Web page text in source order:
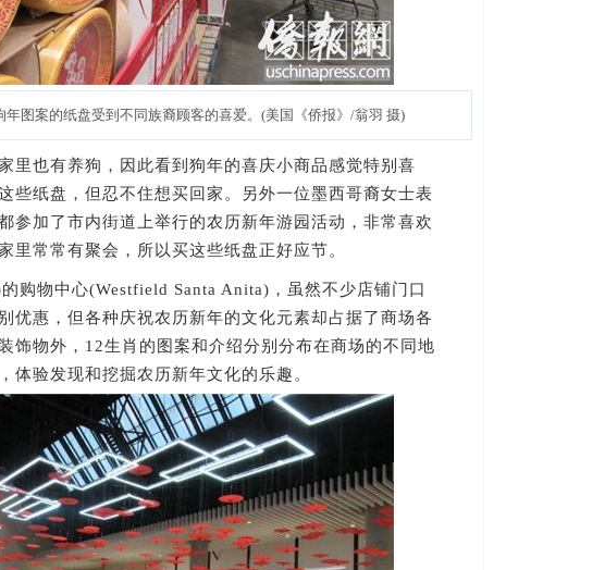
年图案的纸盘受到不同族裔顾客的喜爱。(美国《侨报》/翁羽 摄)
也有养狗，因此看到狗年的喜庆小商品感觉特别喜
些纸盘，但忍不住想买回家。另外一位墨西哥裔女士表
参加了市内街道上举行的农历新年游园活动，非常喜欢
里常常有聚会，所以买这些纸盘正好应节。
物中心(Westfield Santa Anita)，虽然不少店铺门口
优惠，但各种庆祝农历新年的文化元素却占据了商场各
饰物外，12生肖的图案和介绍分别分布在商场的不同地
体验发现和挖掘农历新年文化的乐趣。